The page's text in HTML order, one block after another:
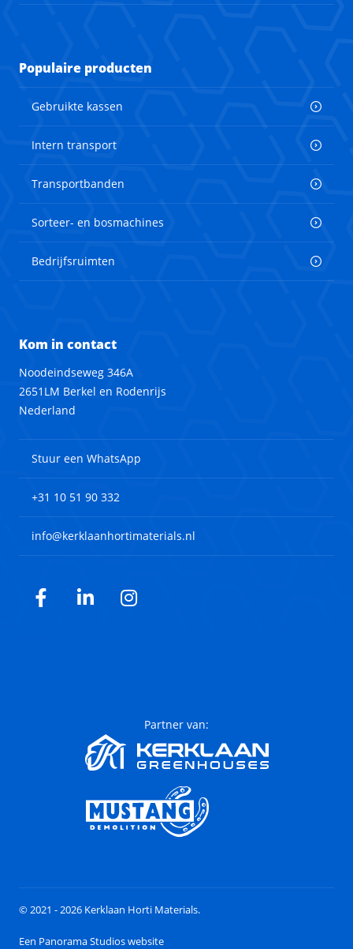
Populaire producten
Gebruikte kassen
Intern transport
Transportbanden
Sorteer- en bosmachines
Bedrijfsruimten
Kom in contact
Noodeindseweg 346A
2651LM Berkel en Rodenrijs
Nederland
Stuur een WhatsApp
+31 10 51 90 332
info@kerklaanhortimaterials.nl
Facebook
LinkedInInstagram
Partner van:
© 2021 - 2026 Kerklaan Horti Materials.
Een Panorama Studios website